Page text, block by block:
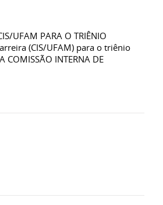
UFAM PARA O TRIÊNIO
(CIS/UFAM) para o triênio
INTERNA DE